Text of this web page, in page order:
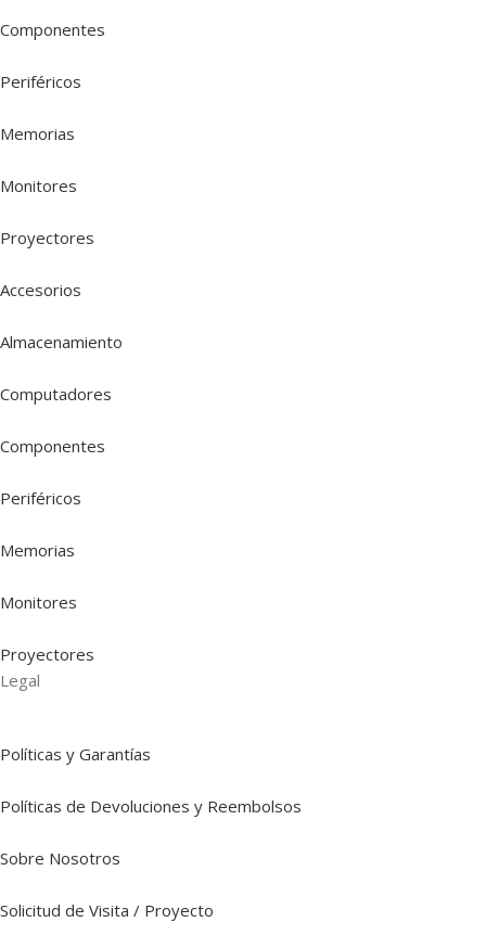
Componentes
Periféricos
Memorias
Monitores
Proyectores
Accesorios
Almacenamiento
Computadores
Componentes
Periféricos
Memorias
Monitores
Proyectores
Legal
Políticas y Garantías
Políticas de Devoluciones y Reembolsos
Sobre Nosotros
Solicitud de Visita / Proyecto